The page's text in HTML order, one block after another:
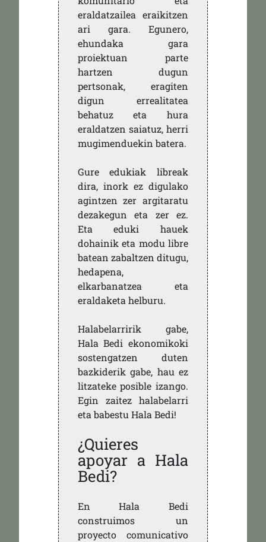
eraldatzailea eraikitzen
ari gara. Egunero,
ehundaka gara
proiektuan parte
hartzen dugun
pertsonak, eragiten
digun errealitatea
behatuz eta hura
eraldatzen saiatuz, herri
mugimenduekin batera.
Gure edukiak libreak
dira, inork ez digulako
agintzen zer argitaratu
dezakegun eta zer ez.
Eta eduki hauek
dohainik eta modu libre
batean zabaltzen ditugu,
hedapena,
elkarbanatzea eta
eraldaketa helburu.
Halabelarririk gabe,
Hala Bedi ekonomikoki
sostengatzen duten
bazkiderik gabe, hau ez
litzateke posible izango.
Egin zaitez halabelarri
eta babestu Hala Bedi!
¿Quieres
apoyar a Hala
Bedi?
En Hala Bedi
construimos un
proyecto comunicativo